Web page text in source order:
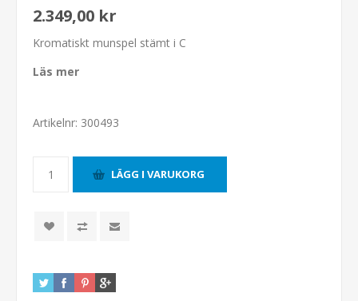
2.349,00 kr
Kromatiskt munspel stämt i C
Läs mer
Artikelnr: 300493